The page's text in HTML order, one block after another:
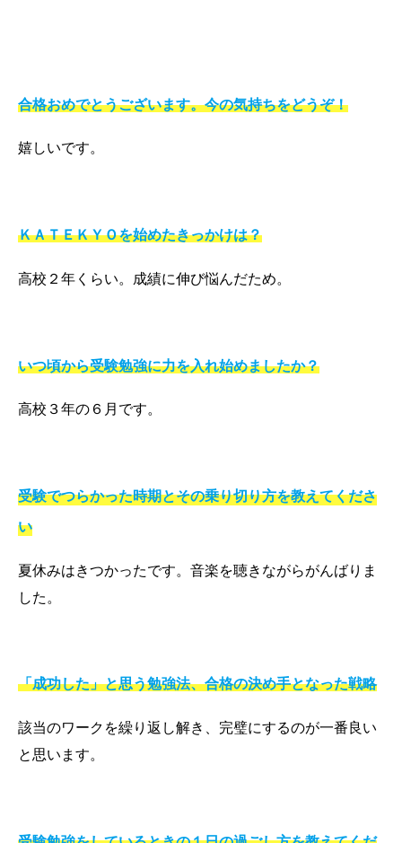
合格おめでとうございます。今の気持ちをどうぞ！
嬉しいです。
ＫＡＴＥＫＹＯを始めたきっかけは？
高校２年くらい。成績に伸び悩んだため。
いつ頃から受験勉強に力を入れ始めましたか？
高校３年の６月です。
受験でつらかった時期とその乗り切り方を教えてくださ
い
夏休みはきつかったです。音楽を聴きながらがんばりま
した。
「成功した」と思う勉強法、合格の決め手となった戦略
該当のワークを繰り返し解き、完璧にするのが一番良い
と思います。